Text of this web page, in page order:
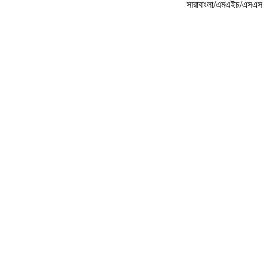
সারাবাংলা/এমএইচ/এসএস